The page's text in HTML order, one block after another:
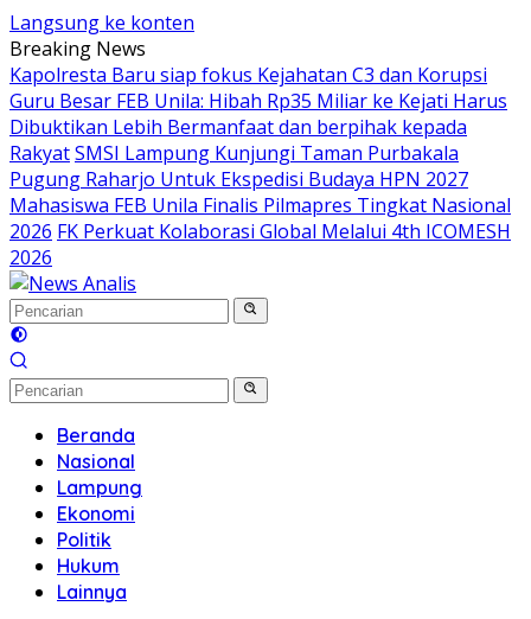
Langsung ke konten
Breaking News
Kapolresta Baru siap fokus Kejahatan C3 dan Korupsi
Guru Besar FEB Unila: Hibah Rp35 Miliar ke Kejati Harus
Dibuktikan Lebih Bermanfaat dan berpihak kepada
RakyatSMSI Lampung Kunjungi Taman Purbakala
Pugung Raharjo Untuk Ekspedisi Budaya HPN 2027
Mahasiswa FEB Unila Finalis Pilmapres Tingkat Nasional
2026 FK Perkuat Kolaborasi Global Melalui 4th ICOMESH
2026
Beranda
Nasional
Lampung
Ekonomi
Politik
Hukum
Lainnya